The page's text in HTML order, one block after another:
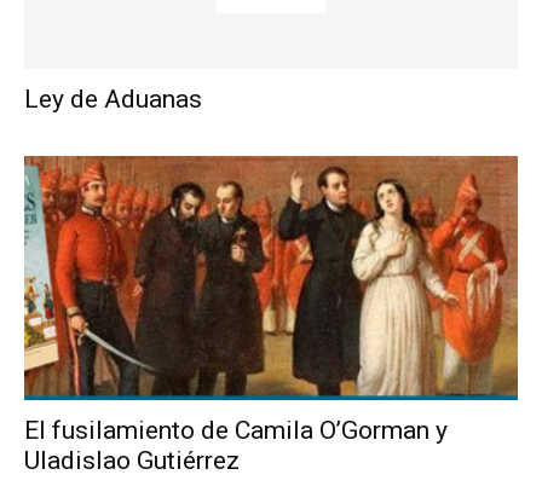
Ley de Aduanas
El fusilamiento de Camila O’Gorman y
Uladislao Gutiérrez